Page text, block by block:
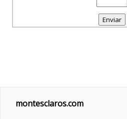
montesclaros.com